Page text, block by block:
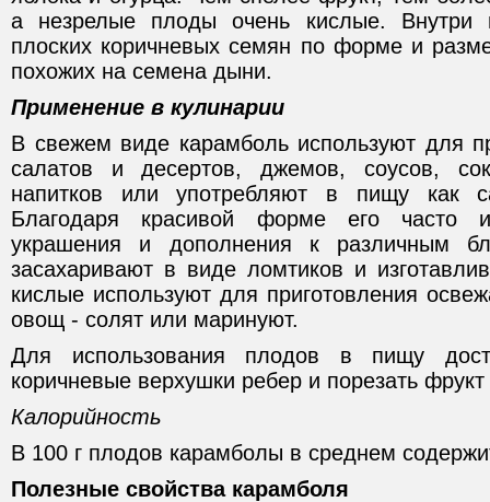
а незрелые плоды очень кислые. Внутри
плоских коричневых семян по форме и
похожих на семена дыни.
Применение в кулинарии
В свежем виде карамболь используют для
салатов и десертов, джемов, соусов,
напитков или употребляют в пищу как
Благодаря красивой форме его часто
украшения и дополнения к различным
засахаривают в виде ломтиков и
кислые используют для приготовления
овощ - солят или маринуют.
Для использования плодов в пищу
коричневые верхушки ребер и порезать фрукт
Калорийность
В 100 г плодов карамболы в среднем
Полезные свойства карамболя